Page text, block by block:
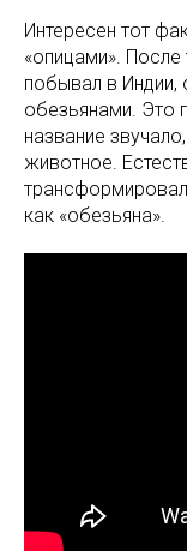
Интересен тот
«опицами». После
побывал в Индии,
обезьянами. Это
название
животное.
как «обезьяна».